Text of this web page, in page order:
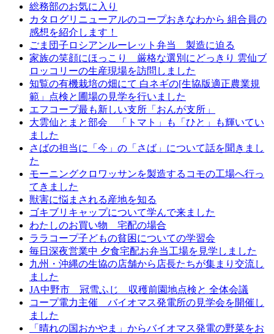
総務部のお気に入り
カタログリニューアルのコープおきなわから 組合員の
感想を紹介します！
ごま団子ロシアンルーレット弁当 製造に迫る
家族の笑顔にほっこり 厳格な選別にどっきり 雲仙ブ
ロッコリーの生産現場を訪問しました
知覧の有機栽培の畑にて 白ネギの[生協版適正農業規
範」点検と圃場の見学を行いました
エフコープ最も新しい支所「おんが支所」
大雲仙とまと部会 「トマト」も「ひと」も輝いてい
ました
さばの担当に「今」の「さば」について話を聞きまし
た
モーニングクロワッサンを製造するコモの工場へ行っ
てきました
獣害に悩まされる産地を知る
ゴキブリキャップについて学んで来ました
わたしのお買い物 宅配の場合
ララコープ子どもの貧困についての学習会
毎日深夜営業中 夕食宅配お弁当工場を見学しました
九州・沖縄の生協の店舗から店長たちが集まり交流し
ました
JA中野市 冠雪ふじ 収穫前園地点検と 全体会議
コープ電力主催 バイオマス発電所の見学会を開催し
ました
「晴れの国おかやま」からバイオマス発電の野菜をお